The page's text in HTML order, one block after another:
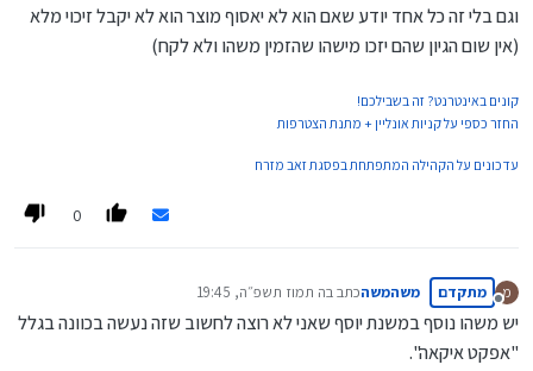
וגם בלי זה כל אחד יודע שאם הוא לא יאסוף מוצר הוא לא יקבל זיכוי מלא
(אין שום הגיון שהם יזכו מישהו שהזמין משהו ולא לקח)
קונים באינטרנט? זה בשבילכם!
החזר כספי על קניות אונליין + מתנת הצטרפות
עדכונים על הקהילה המתפתחת בפסגת זאב מזרח
0
מ
מנותק
מתקדם משהמשהכתב בה תמוז תשפ״ה, 19:45
נערך לאחרונה על ידי
יש משהו נוסף במשנת יוסף שאני לא רוצה לחשוב שזה נעשה בכוונה בגלל
"אפקט איקאה".